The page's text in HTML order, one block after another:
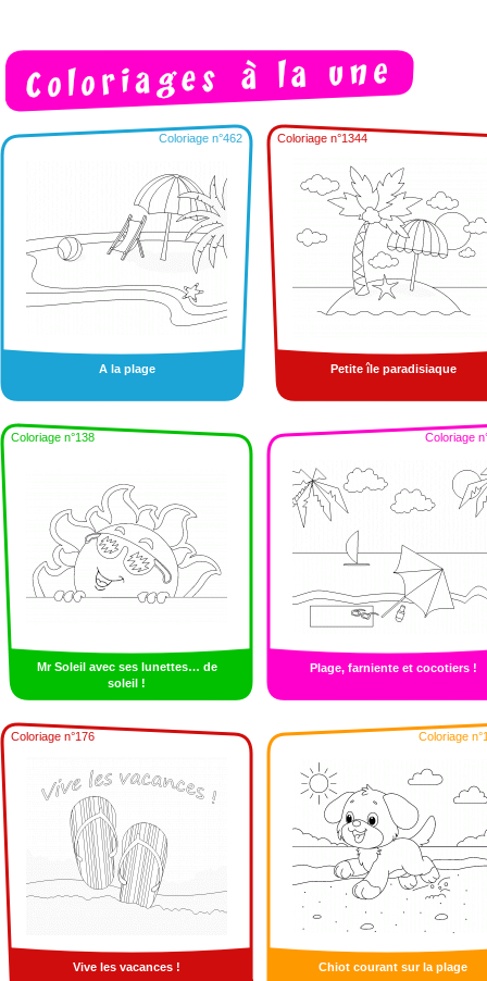
Coloriage n°462
A la plage
Coloriage n°1344
Petite île paradisiaque
Coloriage n°138
Mr Soleil avec ses lunettes… de
soleil !
Coloriage
Plage, farniente et cocotiers !
Coloriage n°176
Vive les vacances !
Coloriage
Chiot courant sur la plage